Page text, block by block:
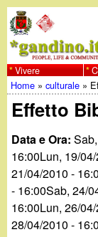
w
w
w
.
g
Vivere
Tu
sei
qui
Home »culturale »
Effetto
Data e Ora:
16:00Lun, 19/
21/04/2010 -
- 16:00Sab, 24/
16:00Lun, 26/
28/04/2010 -